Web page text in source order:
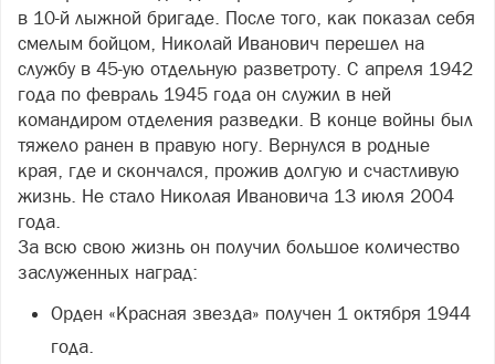
в 10-й лыжной бригаде. После того, как показал себя
смелым бойцом, Николай Иванович перешел на
службу в 45-ую отдельную разветроту. С апреля 1942
года по февраль 1945 года он служил в ней
командиром отделения разведки. В конце войны был
тяжело ранен в правую ногу. Вернулся в родные
края, где и скончался, прожив долгую и счастливую
жизнь. Не стало Николая Ивановича 13 июля 2004
года.
За всю свою жизнь он получил большое количество
заслуженных наград:
Орден «Красная звезда» получен 1 октября 1944
года.